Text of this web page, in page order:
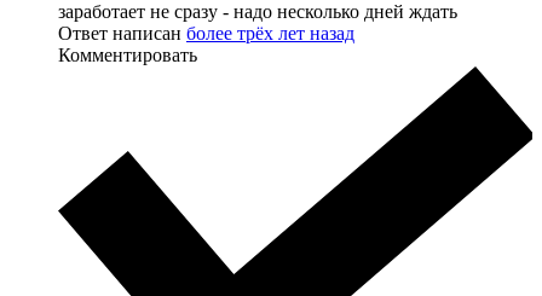
заработает не сразу - надо несколько дней ждать
Ответ написан более трёх лет назад
Комментировать